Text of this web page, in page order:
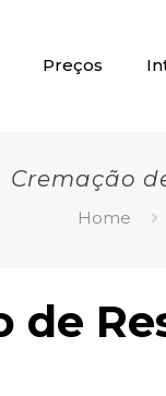
Preços
Cremação
Home
de